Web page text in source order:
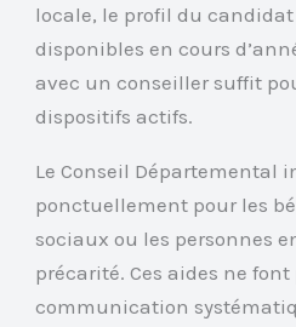
locale, le profil du
disponibles en cours
avec un conseiller suffit
dispositifs actifs.
Le Conseil Départemental
ponctuellement pour les
sociaux ou les personnes
précarité. Ces aides ne font
communication